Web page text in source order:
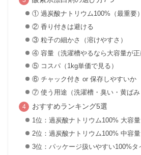
① 過炭酸ナトリウム100%（最重要）
② 香り付きは避ける
③ 粒子の細かさ（溶けやすさ）
④ 容量（洗濯槽やるなら大容量が正
⑤ コスパ（1kg単価で見る）
⑥ チャック付き or 保存しやすいか
⑦ 使う用途（洗濯槽・臭い・黄ばみ
おすすめランキング5選
1位：過炭酸ナトリウム100% 大容量
2位：過炭酸ナトリウム100% 中容量
3位：パッケージ扱いやすい100%タ